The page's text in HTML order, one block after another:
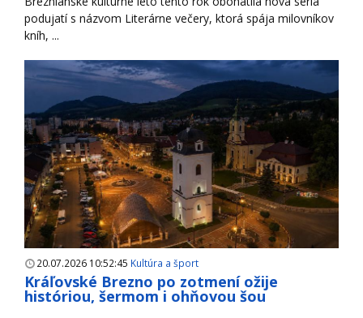
podujatí s názvom Literárne večery, ktorá spája milovníkov
kníh, ...
20.07.2026 10:52:45 Kultúra a šport
Kráľovské Brezno po zotmení ožije
históriou, šermom i ohňovou šou